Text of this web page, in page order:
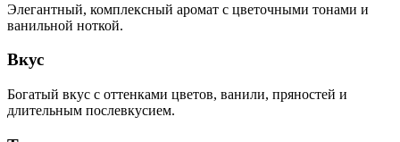
Элегантный, комплексный аромат с цветочными тонами и
ванильной ноткой.
Вкус
Богатый вкус с оттенками цветов, ванили, пряностей и
длительным послевкусием.